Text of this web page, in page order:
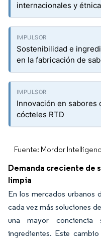
internacionales y
Sostenibilidad e
en la fabricación de
Innovación en sabores
cócteles RTD
Fuente: Mordor
Demanda creciente de
limpia
En los mercados urbanos
cada vez más soluciones
una mayor conciencia
ingredientes. Este